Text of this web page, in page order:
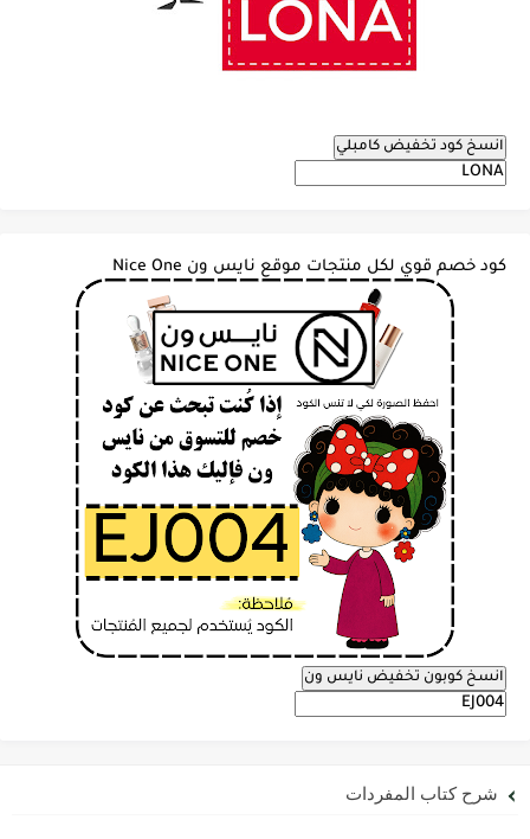
انسخ كود تخفيض كامبلي
كود خصم قوي لكل منتجات موقع نايس ون Nice One
انسخ كوبون تخفيض نايس ون
شرح كتاب المفردات